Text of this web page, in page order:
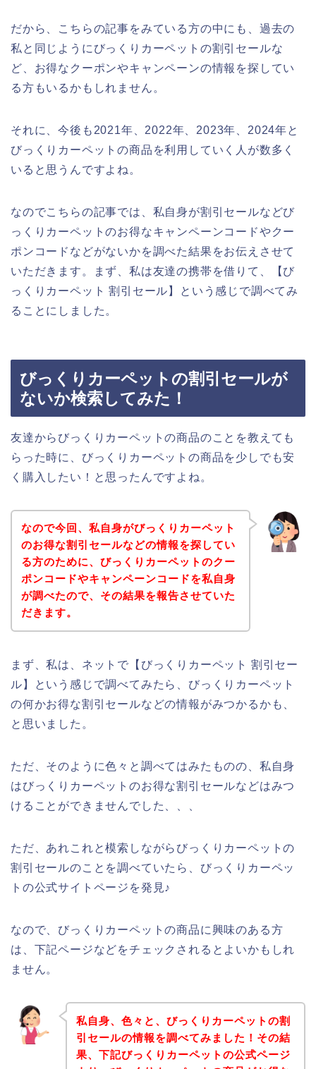
だから、こちらの記事をみている方の中にも、過去の
私と同じようにびっくりカーペットの割引セールな
ど、お得なクーポンやキャンペーンの情報を探してい
る方もいるかもしれません。
それに、今後も2021年、2022年、2023年、2024年と
びっくりカーペットの商品を利用していく人が数多く
いると思うんですよね。
なのでこちらの記事では、私自身が割引セールなどび
っくりカーペットのお得なキャンペーンコードやクー
ポンコードなどがないかを調べた結果をお伝えさせて
いただきます。まず、私は友達の携帯を借りて、【び
っくりカーペット 割引セール】という感じで調べてみ
ることにしました。
びっくりカーペットの割引セールが
ないか検索してみた！
友達からびっくりカーペットの商品のことを教えても
らった時に、びっくりカーペットの商品を少しでも安
く購入したい！と思ったんですよね。
なので今回、私自身がびっくりカーペット
のお得な割引セールなどの情報を探してい
る方のために、びっくりカーペットのクー
ポンコードやキャンペーンコードを私自身
が調べたので、その結果を報告させていた
だきます。
まず、私は、ネットで【びっくりカーペット 割引セー
ル】という感じで調べてみたら、びっくりカーペット
の何かお得な割引セールなどの情報がみつかるかも、
と思いました。
ただ、そのように色々と調べてはみたものの、私自身
はびっくりカーペットのお得な割引セールなどはみつ
けることができませんでした、、、
ただ、あれこれと模索しながらびっくりカーペットの
割引セールのことを調べていたら、びっくりカーペッ
トの公式サイトページを発見♪
なので、びっくりカーペットの商品に興味のある方
は、下記ページなどをチェックされるとよいかもしれ
ません。
私自身、色々と、びっくりカーペットの割
引セールの情報を調べてみました！その結
果、下記びっくりカーペットの公式ページ